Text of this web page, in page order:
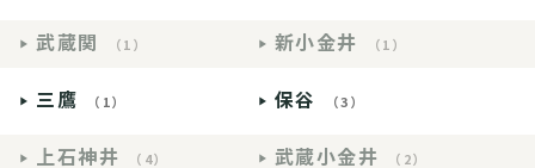
武蔵関 （1） 新小金井 （1）
三鷹 （1） 保谷 （3）
上石神井 （4） 武蔵小金井 （2）